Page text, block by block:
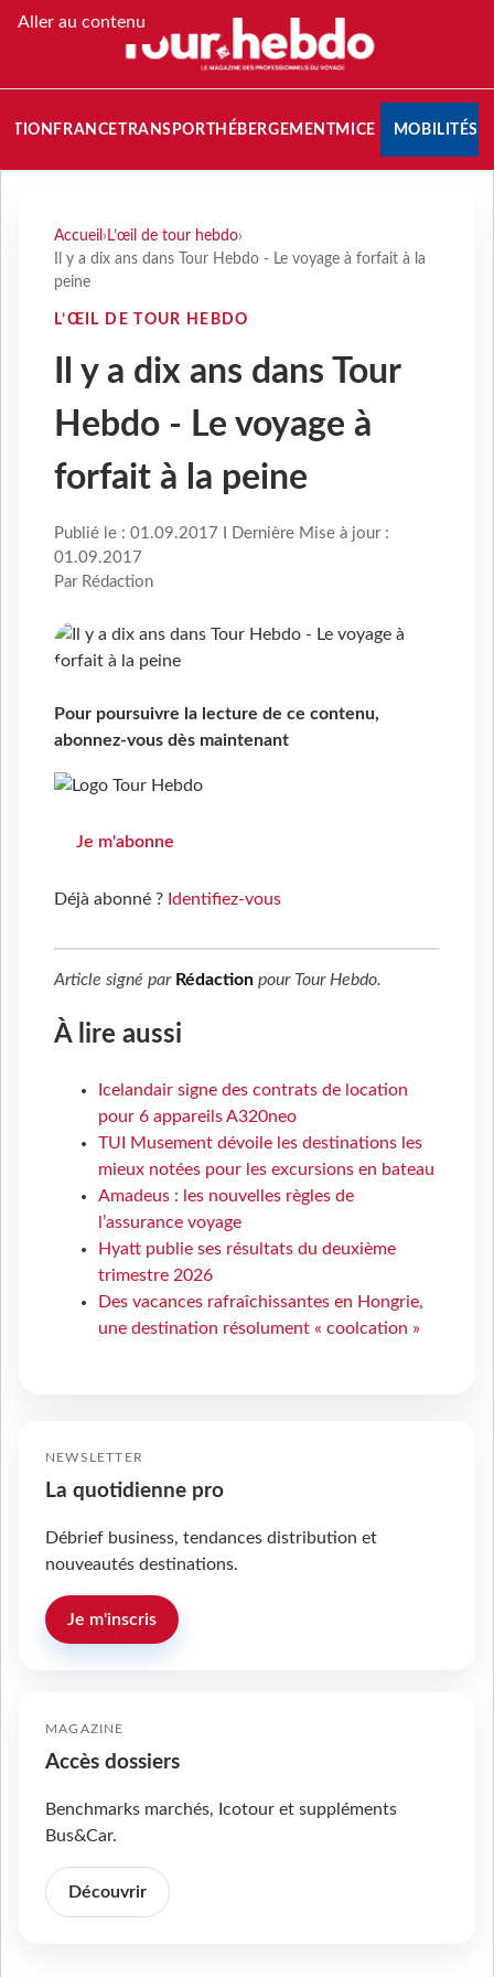
Aller au contenu
FRANCETRANSPORT HÉBERGEMENTMICE MOBILITÉS
Accueil › L’œil de tour hebdo›
Il y a dix ans dans Tour Hebdo - Le voyage à forfait à la
peine
L’ŒIL DE TOUR HEBDO
Il y a dix ans dans Tour
Hebdo - Le voyage à
forfait à la peine
Publié le : 01.09.2017 I Dernière Mise à jour :
01.09.2017
Par Rédaction
Pour poursuivre la lecture de ce contenu,
abonnez-vous dès maintenant
Je m'abonne
Déjà abonné ? Identifiez-vous
Article signé par Rédaction pour Tour Hebdo.
À lire aussi
Icelandair signe des contrats de location
pour 6 appareils A320neo
TUI Musement dévoile les destinations les
mieux notées pour les excursions en bateau
Amadeus : les nouvelles règles de
l’assurance voyage
Hyatt publie ses résultats du deuxième
trimestre 2026
Des vacances rafraîchissantes en Hongrie,
une destination résolument « coolcation »
NEWSLETTER
La quotidienne pro
Débrief business, tendances distribution et
nouveautés destinations.
Je m'inscris
MAGAZINE
Accès dossiers
Benchmarks marchés, Icotour et suppléments
Bus&Car.
Découvrir